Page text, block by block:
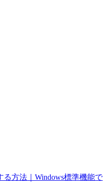
方法｜Windows標準機能で